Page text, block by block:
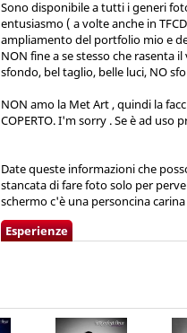
Sono disponibile a tutti i generi
entusiasmo ( a volte anche in
ampliamento del portfolio mio e
NON fine a se stesso che rasenta
sfondo, bel taglio, belle luci, NO
NON amo la Met Art , quindi la
COPERTO. I'm sorry . Se è ad
Date queste informazioni che
stancata di fare foto solo per
schermo c'è una personcina
Esperienze